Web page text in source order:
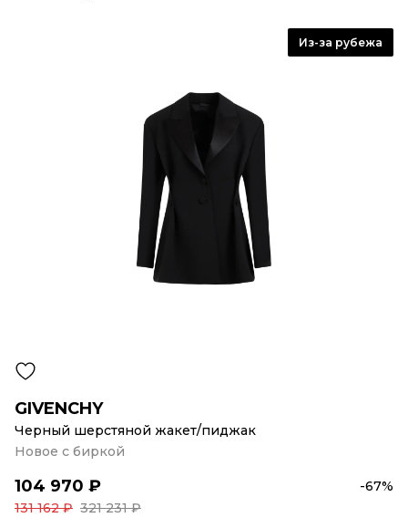
Из-за рубежа
GIVENCHY
Черный шерстяной жакет/пиджак
Новое с биркой
104 970 ₽
-67%
131 162 ₽ 321 231 ₽